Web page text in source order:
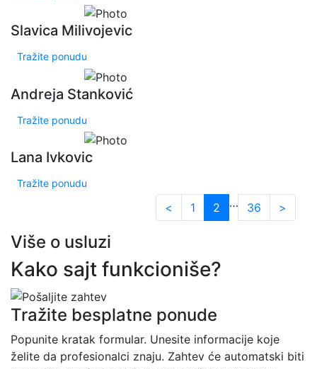
Slavica Milivojevic
Tražite ponudu
Andreja Stanković
Tražite ponudu
Lana Ivkovic
Tražite ponudu
< 1 2 … 36 >
Više o usluzi
Kako sajt funkcioniše?
Tražite besplatne ponude
Popunite kratak formular. Unesite informacije koje
želite da profesionalci znaju. Zahtev će automatski biti